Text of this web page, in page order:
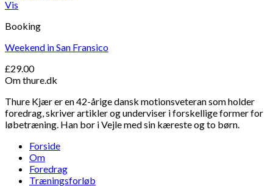
Vis
Booking
Weekend in San Fransico
£29.00
Om thure.dk
Thure Kjær er en 42-årige dansk motionsveteran som holder
foredrag, skriver artikler og underviser i forskellige former for
løbetræning. Han bor i Vejle med sin kæreste og to børn.
Forside
Om
Foredrag
Træningsforløb